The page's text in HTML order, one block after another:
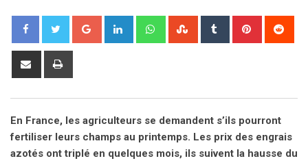
Google+ LinkedIn WhatsappStumbleUpon
Tumblr Pinterest
Share
En France, les agriculteurs se demandent s’ils pourront
fertiliser leurs champs au printemps. Les prix des engrais
azotés ont triplé en quelques mois, ils suivent la hausse du